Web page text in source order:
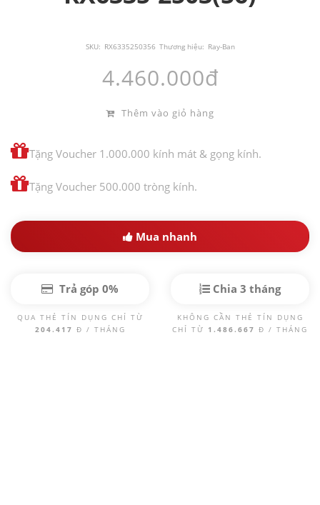
SKU: RX6335250356 Thương hiệu: Ray-Ban
4.460.000đ
Thêm vào giỏ hàng
Tặng Voucher 1.000.000 kính mát & gọng kính.
Tặng Voucher 500.000 tròng kính.
Mua nhanh
Trả góp 0%
QUA THẺ TÍN DỤNG CHỈ TỪ
204.417 Đ / THÁNG
Chia 3 tháng
KHÔNG CẦN THẺ TÍN DỤNG
CHỈ TỪ 1.486.667 Đ / THÁNG